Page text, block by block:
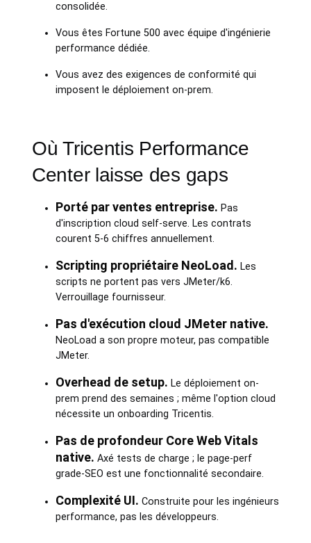
consolidée.
Vous êtes Fortune 500 avec équipe d'ingénierie
performance dédiée.
Vous avez des exigences de conformité qui
imposent le déploiement on-prem.
Où Tricentis Performance
Center laisse des gaps
Porté par ventes entreprise. Pas
d'inscription cloud self-serve. Les contrats
courent 5-6 chiffres annuellement.
Scripting propriétaire NeoLoad. Les
scripts ne portent pas vers JMeter/k6.
Verrouillage fournisseur.
Pas d'exécution cloud JMeter native.
NeoLoad a son propre moteur, pas compatible
JMeter.
Overhead de setup. Le déploiement on-
prem prend des semaines ; même l'option cloud
nécessite un onboarding Tricentis.
Pas de profondeur Core Web Vitals
native. Axé tests de charge ; le page-perf
grade-SEO est une fonctionnalité secondaire.
Complexité UI. Construite pour les ingénieurs
performance, pas les développeurs.